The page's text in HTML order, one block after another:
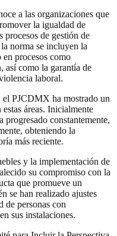
a las organizaciones que
la igualdad de
procesos de gestión de
norma se incluyen la
procesos como
así como la garantía de
laboral.
el PJCDMX ha mostrado un
áreas. Inicialmente
constantemente,
obteniendo la
más reciente.
y la implementación de
su compromiso con la
que promueve un
se han realizado ajustes
de personas con
sus instalaciones.